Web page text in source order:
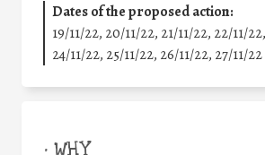
Dates of the proposed action:
19/11/22, 20/11/22, 21/11/22, 22/11/
24/11/22, 25/11/22, 26/11/22, 27/11/22
• WHY